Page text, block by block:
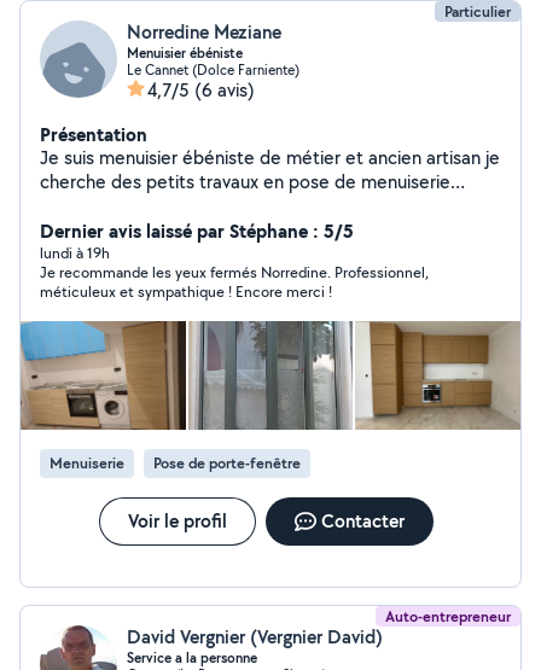
Particulier
Norredine Meziane
Menuisier ébéniste
Le Cannet (Dolce Farniente)
4,7/5 (6 avis)
Présentation
Je suis menuisier ébéniste de métier et ancien artisan je
cherche des petits travaux en pose de menuiserie
Dernier avis laissé par Stéphane : 5/5
lundi à 19h
Je recommande les yeux fermés Norredine. Professionnel,
méticuleux et sympathique ! Encore merci !
Menuiserie Pose de porte-fenêtre
Voir le profil Contacter
Auto-entrepreneur
David Vergnier (Vergnier David)
Service a la personne